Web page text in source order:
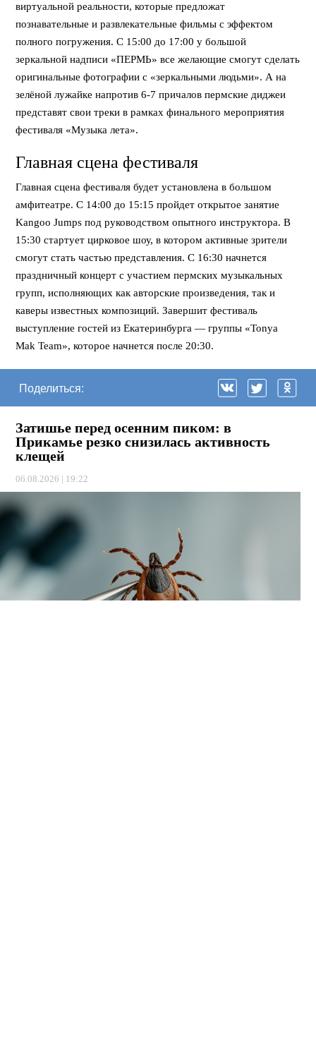
виртуальной реальности, которые предложат
познавательные и развлекательные фильмы с эффектом
полного погружения. С 15:00 до 17:00 у большой
зеркальной надписи «ПЕРМЬ» все желающие смогут сделать
оригинальные фотографии с «зеркальными людьми». А на
зелёной лужайке напротив 6-7 причалов пермские диджеи
представят свои треки в рамках финального мероприятия
фестиваля «Музыка лета».
Главная сцена фестиваля
Главная сцена фестиваля будет установлена в большом
амфитеатре. С 14:00 до 15:15 пройдет открытое занятие
Kangoo Jumps под руководством опытного инструктора. В
15:30 стартует цирковое шоу, в котором активные зрители
смогут стать частью представления. С 16:30 начнется
праздничный концерт с участием пермских музыкальных
групп, исполняющих как авторские произведения, так и
каверы известных композиций. Завершит фестиваль
выступление гостей из Екатеринбурга — группы «Tonya
Mak Team», которое начнется после 20:30.
Поделиться:
Затишье перед осенним пиком: в
Прикамье резко снизилась активность
клещей
06.08.2026 | 19:22